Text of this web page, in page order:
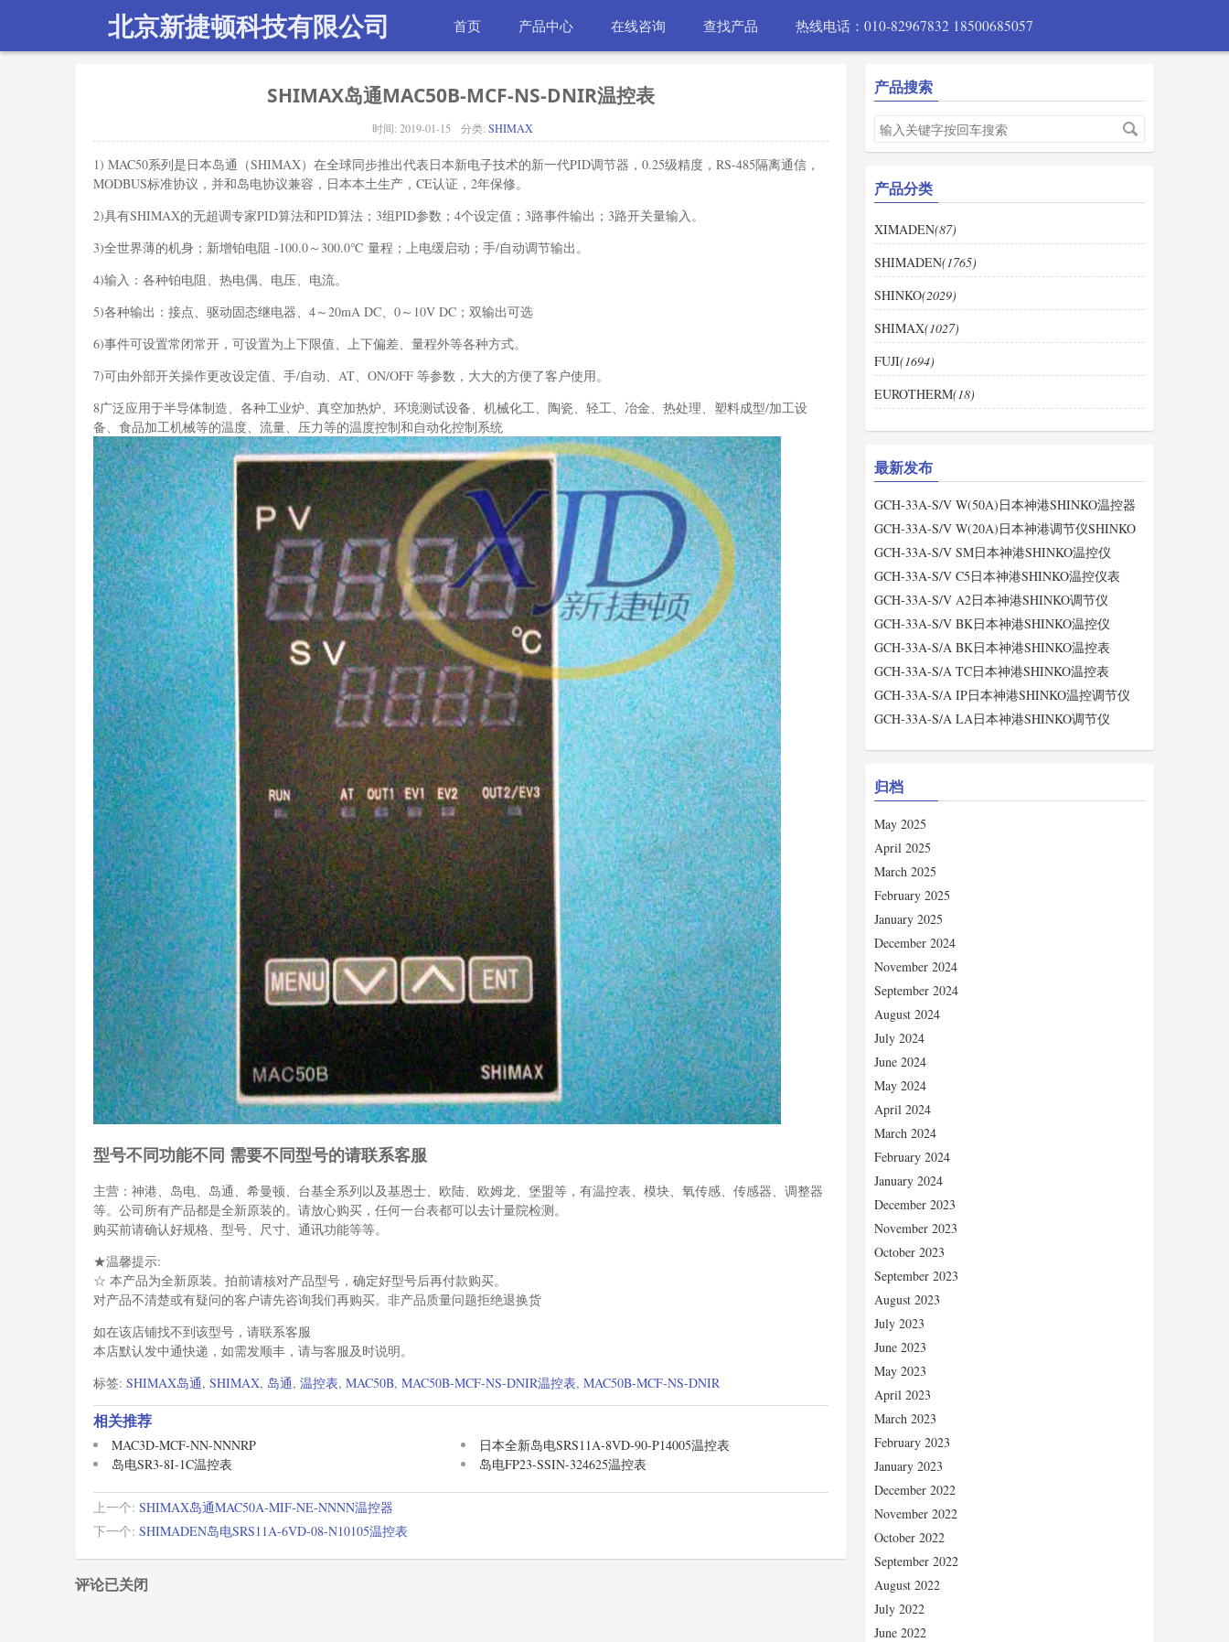
北京新捷顿科技有限公司 首页 产品中心 在线咨询 查找产品 热线电话：010-82967832 18500685057
SHIMAX岛通MAC50B-MCF-NS-DNIR温控表
时间: 2019-01-15 分类: SHIMAX
1) MAC50系列是日本岛通（SHIMAX）在全球同步推出代表日本新电子技术的新一代PID调节器，0.25级精度，RS-485隔离通信，
MODBUS标准协议，并和岛电协议兼容，日本本土生产，CE认证，2年保修。
2)具有SHIMAX的无超调专家PID算法和PID算法；3组PID参数；4个设定值；3路事件输出；3路开关量输入。
3)全世界薄的机身；新增铂电阻 -100.0～300.0℃ 量程；上电缓启动；手/自动调节输出。
4)输入：各种铂电阻、热电偶、电压、电流。
5)各种输出：接点、驱动固态继电器、4～20mA DC、0～10V DC；双输出可选
6)事件可设置常闭常开，可设置为上下限值、上下偏差、量程外等各种方式。
7)可由外部开关操作更改设定值、手/自动、AT、ON/OFF 等参数，大大的方便了客户使用。
8广泛应用于半导体制造、各种工业炉、真空加热炉、环境测试设备、机械化工、陶瓷、轻工、冶金、热处理、塑料成型/加工设
备、食品加工机械等的温度、流量、压力等的温度控制和自动化控制系统
型号不同功能不同 需要不同型号的请联系客服
主营：神港、岛电、岛通、希曼顿、台基全系列以及基恩士、欧陆、欧姆龙、堡盟等，有温控表、模块、氧传感、传感器、调整器
等。公司所有产品都是全新原装的。请放心购买，任何一台表都可以去计量院检测。
购买前请确认好规格、型号、尺寸、通讯功能等等。
★温馨提示:
☆ 本产品为全新原装。拍前请核对产品型号，确定好型号后再付款购买。
对产品不清楚或有疑问的客户请先咨询我们再购买。非产品质量问题拒绝退换货
如在该店铺找不到该型号，请联系客服
本店默认发中通快递，如需发顺丰，请与客服及时说明。
标签: SHIMAX岛通, SHIMAX, 岛通, 温控表, MAC50B, MAC50B-MCF-NS-DNIR温控表, MAC50B-MCF-NS-DNIR
相关推荐
MAC3D-MCF-NN-NNNRP
日本全新岛电SRS11A-8VD-90-P14005温控表
岛电SR3-8I-1C温控表
岛电FP23-SSIN-324625温控表
上一个: SHIMAX岛通MAC50A-MIF-NE-NNNN温控器
下一个: SHIMADEN岛电SRS11A-6VD-08-N10105温控表
评论已关闭
产品搜索
产品分类
XIMADEN(87)
SHIMADEN(1765)
SHINKO(2029)
SHIMAX(1027)
FUJI(1694)
EUROTHERM(18)
最新发布
GCH-33A-S/V W(50A)日本神港SHINKO温控器
GCH-33A-S/V W(20A)日本神港调节仪SHINKO
GCH-33A-S/V SM日本神港SHINKO温控仪
GCH-33A-S/V C5日本神港SHINKO温控仪表
GCH-33A-S/V A2日本神港SHINKO调节仪
GCH-33A-S/V BK日本神港SHINKO温控仪
GCH-33A-S/A BK日本神港SHINKO温控表
GCH-33A-S/A TC日本神港SHINKO温控表
GCH-33A-S/A IP日本神港SHINKO温控调节仪
GCH-33A-S/A LA日本神港SHINKO调节仪
归档
May 2025
April 2025
March 2025
February 2025
January 2025
December 2024
November 2024
September 2024
August 2024
July 2024
June 2024
May 2024
April 2024
March 2024
February 2024
January 2024
December 2023
November 2023
October 2023
September 2023
August 2023
July 2023
June 2023
May 2023
April 2023
March 2023
February 2023
January 2023
December 2022
November 2022
October 2022
September 2022
August 2022
July 2022
June 2022